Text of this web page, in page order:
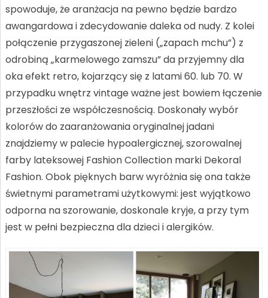
spowoduje, że aranżacja na pewno będzie bardzo
awangardowa i zdecydowanie daleka od nudy. Z kolei
połączenie przygaszonej zieleni („zapach mchu”) z
odrobiną „karmelowego zamszu” da przyjemny dla
oka efekt retro, kojarzący się z latami 60. lub 70. W
przypadku wnętrz vintage ważne jest bowiem łączenie
przeszłości ze współczesnością. Doskonały wybór
kolorów do zaaranżowania oryginalnej jadani
znajdziemy w palecie hypoalergicznej, szorowalnej
farby lateksowej Fashion Collection marki Dekoral
Fashion. Obok pięknych barw wyróżnia się ona także
świetnymi parametrami użytkowymi: jest wyjątkowo
odporna na szorowanie, doskonale kryje, a przy tym
jest w pełni bezpieczna dla dzieci i alergików.